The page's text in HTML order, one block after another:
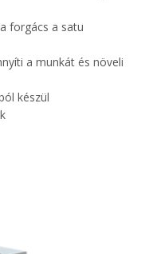
forgács a satu
a munkát és növeli
készül